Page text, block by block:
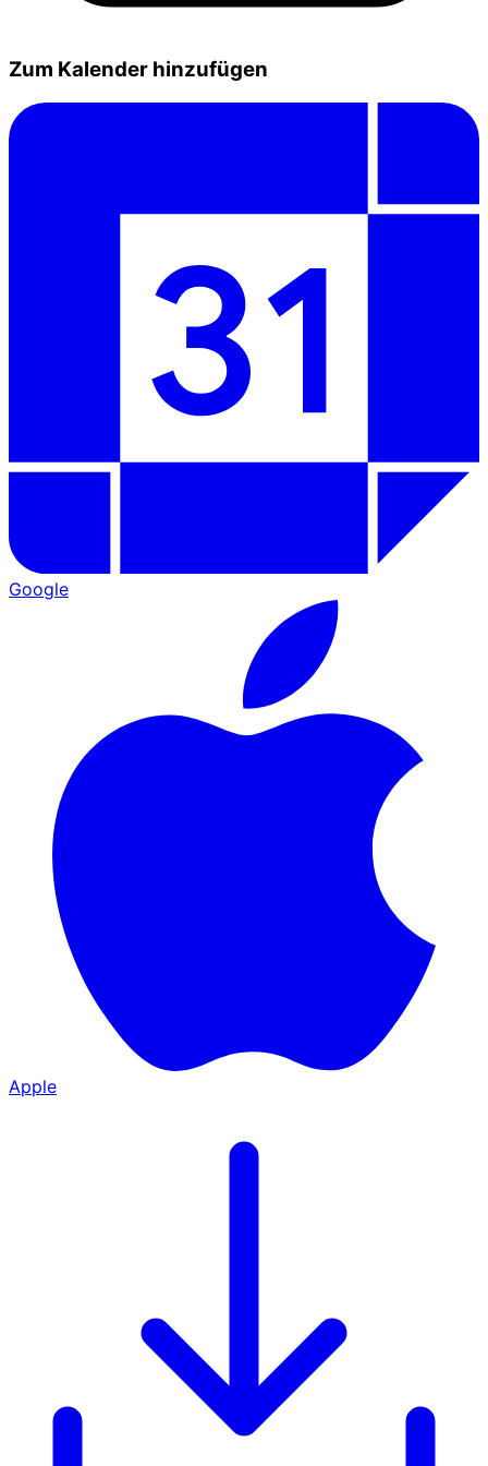
Zum Kalender hinzufügen
Google
Apple